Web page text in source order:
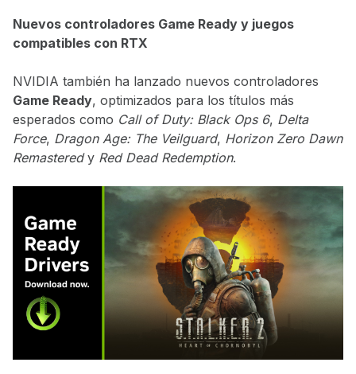
Nuevos controladores Game Ready y juegos
compatibles con RTX
NVIDIA también ha lanzado nuevos controladores
Game Ready, optimizados para los títulos más
esperados como Call of Duty: Black Ops 6, Delta
Force, Dragon Age: The Veilguard, Horizon Zero Dawn
Remasteredy Red Dead Redemption.